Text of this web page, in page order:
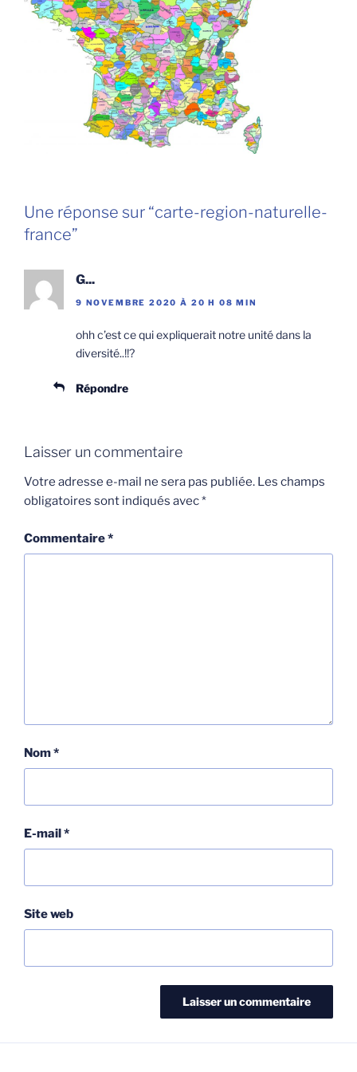
Une réponse sur “carte-region-naturelle-
france”
G...
9 NOVEMBRE 2020 À 20 H 08 MIN
ohh c’est ce qui expliquerait notre unité dans la
diversité..!!?
Répondre
Laisser un commentaire
Votre adresse e-mail ne sera pas publiée. Les champs
obligatoires sont indiqués avec*
Commentaire*
Nom*
E-mail*
Site web